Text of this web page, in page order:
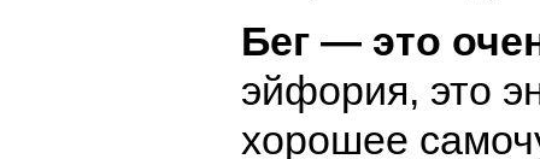
Бег — это
эйфория, это
хорошее